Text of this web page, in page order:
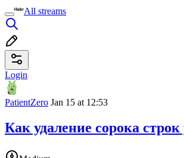
All streams
Login
PatientZero Jan 15 at 12:53
Как удаление сорока